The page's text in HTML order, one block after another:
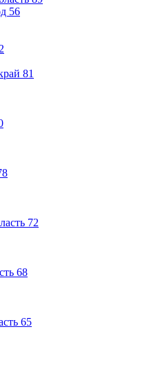
56
81
72
68
65